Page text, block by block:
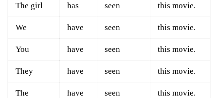
The girl has seen this movie.
We have seen this movie.
You have seen this movie.
They have seen this movie.
The
have seen this movie.